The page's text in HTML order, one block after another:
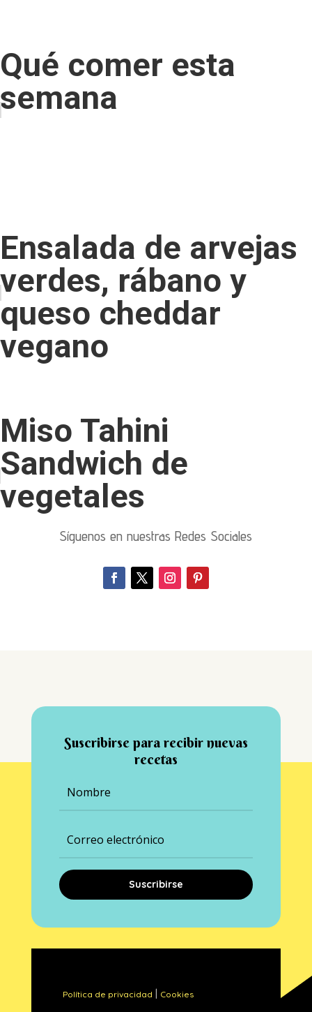
Qué comer esta
semana
Ensalada de arvejas
verdes, rábano y
queso cheddar
vegano
Miso Tahini
Sandwich de
vegetales
Síguenos en nuestras Redes Sociales
Suscribirse para recibir nuevas
recetas
Suscribirse
Política de privacidad Cookies